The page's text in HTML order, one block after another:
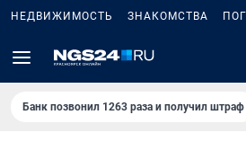
НЕДВИЖИМОСТЬ ЗНАКОМСТВА
Банк позвонил 1263 раза и получил штраф